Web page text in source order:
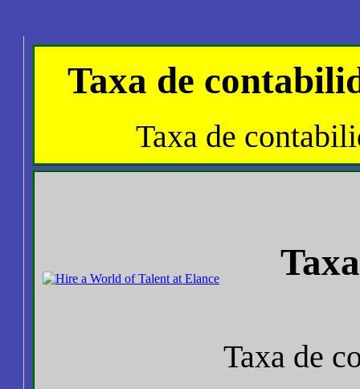
Taxa de
Taxa de
Taxa de